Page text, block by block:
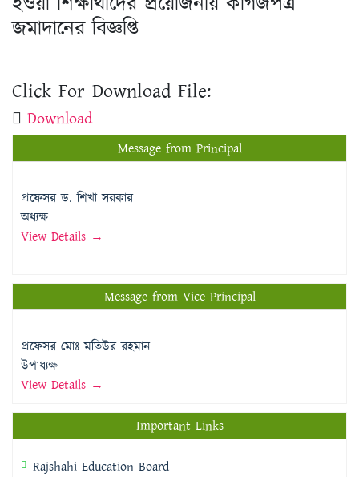
জমাদানের বিজ্ঞপ্তি
Click For Download File:
Download
Message from Principal
প্রফেসর ড. শিখা সরকার
অধ্যক্ষ
View Details →
Message from Vice Principal
প্রফেসর মোঃ মতিউর রহমান
উপাধ্যক্ষ
View Details →
Important Links
Rajshahi Education Board